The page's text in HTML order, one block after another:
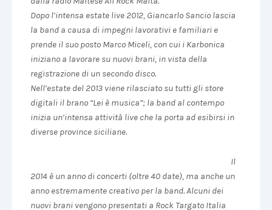
Dopo l’intensa estate live 2012, Giancarlo Sancio lascia
la band a causa di impegni lavorativi e familiari e
prende il suo posto Marco Miceli, con cui i Karbonica
iniziano a lavorare su nuovi brani, in vista della
registrazione di un secondo disco.
Nell’estate del 2013 viene rilasciato su tutti gli store
digitali il brano “Lei è musica”; la band al contempo
inizia un’intensa attività live che la porta ad esibirsi in
diverse province siciliane.
Il
2014 è un anno di concerti (oltre 40 date), ma anche un
anno estremamente creativo per la band. Alcuni dei
nuovi brani vengono presentati a Rock Targato Italia